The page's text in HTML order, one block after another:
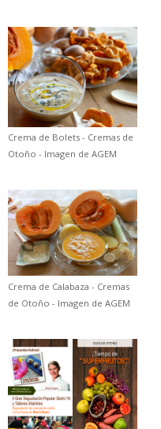
Crema de Bolets - Cremas de
Otoño - Imagen de AGEM
Crema de Calabaza - Cremas
de Otoño - Imagen de AGEM